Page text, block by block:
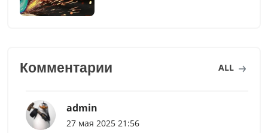
Комментарии ALL
admin
27 мая 2025 21:56